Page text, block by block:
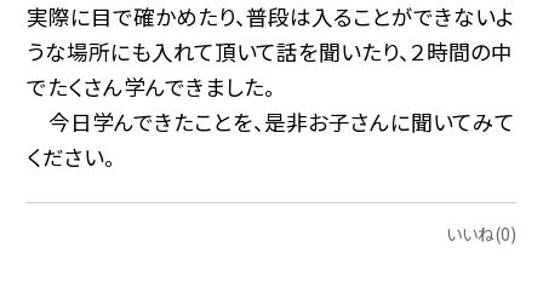
実際に目で確かめたり、普段は入ることができないよ
うな場所にも入れて頂いて話を聞いたり、２時間の中
でたくさん学んできました。
今日学んできたことを、是非お子さんに聞いてみて
ください。
いいね(0)